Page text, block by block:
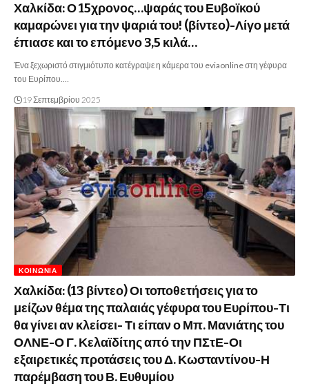
Χαλκίδα: Ο 15χρονος…ψαράς του Ευβοϊκού
καμαρώνει για την ψαριά του! (βίντεο)-Λίγο μετά
έπιασε και το επόμενο 3,5 κιλά…
Ένα ξεχωριστό στιγμιότυπο κατέγραψε η κάμερα του eviaonline στη γέφυρα
του Ευρίπου.…
19 Σεπτεμβρίου 2025
ΚΟΙΝΩΝΊΑ
Χαλκίδα: (13 βίντεο) Οι τοποθετήσεις για το
μείζων θέμα της παλαιάς γέφυρα του Ευρίπου-Τι
θα γίνει αν κλείσει- Τι είπαν ο Μπ. Μανιάτης του
ΟΛΝΕ-Ο Γ. Κελαϊδίτης από την ΠΣτΕ-Οι
εξαιρετικές προτάσεις του Δ. Κωσταντίνου-Η
παρέμβαση του Β. Ευθυμίου